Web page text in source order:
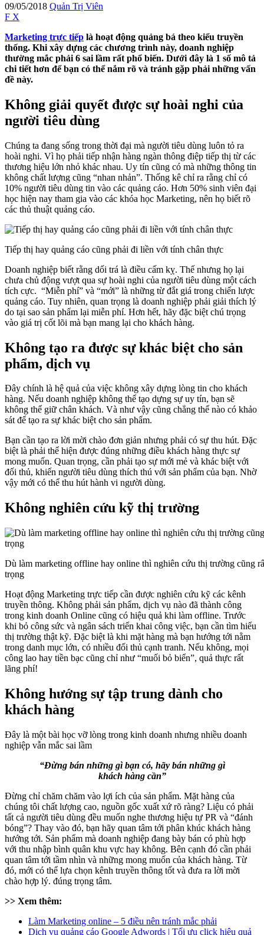
09/05/2018 Quản Trị Viên
F X
Marketing trực tiếp là hoạt động quảng bá theo kiểu truyền
thống. Khi xây dựng các chương trình này, doanh nghiệp
thường mắc phải 6 sai lầm rất phổ biến. Dưới đây là 1 số mô tả
chi tiết hơn để bạn có thể nắm rõ và tránh gặp phải những vấn
đề này.
Không giải quyết được sự hoài nghi của
người tiêu dùng
Chúng ta đang sống trong thời đại mà người tiêu dùng luôn tỏ ra
hoài nghi. Vì họ phải tiếp nhận hàng ngàn thông điệp tiếp thị từ các
thương hiệu lớn nhỏ khác nhau. Uy tín cũng có mà những thông tin
không chất lượng cũng “nhan nhản”. Thống kê chỉ ra rằng chỉ có
10% người tiêu dùng tin vào các quảng cáo. Hơn 50% sinh viên đại
học hiện nay tham gia vào các khóa học Marketing, nên họ biết rõ
các thủ thuật quảng cáo.
Tiếp thị hay quảng cáo cũng phải đi liền với tính chân thực
Doanh nghiệp biết rằng dối trá là điều cấm kỵ. Thế nhưng họ lại
chưa chủ động vượt qua sự hoài nghi của người tiêu dùng một cách
tích cực. “Miễn phí” và “mới” là những từ đắt giá trong chiến lược
quảng cáo. Tuy nhiên, quan trọng là doanh nghiệp phải giải thích lý
do tại sao sản phẩm lại miễn phí. Hơn hết, hãy đặc biệt chú trọng
vào giá trị cốt lõi mà bạn mang lại cho khách hàng.
Không tạo ra được sự khác biệt cho sản
phẩm, dịch vụ
Đây chính là hệ quả của việc không xây dựng lòng tin cho khách
hàng. Nếu doanh nghiệp không thể tạo dựng sự uy tín, bạn sẽ
không thể giữ chân khách. Và như vậy cũng chẳng thể nào có khảo
sát để tạo ra sự khác biệt cho sản phẩm.
Bạn cần tạo ra lời mời chào đơn giản nhưng phải có sự thu hút. Đặc
biệt là phải thể hiện được đúng những điều khách hàng thực sự
mong muốn. Quan trọng, cần phải tạo sự mới mẻ và khác biệt với
đối thủ, khiến người tiêu dùng thích thú với sản phẩm của bạn. Nhờ
vậy mới có thể thu hút hành vi người dùng.
Không nghiên cứu kỹ thị trường
Dù làm marketing offline hay online thì nghiên cứu thị trường cũng
trọng
Hoạt động Marketing trực tiếp cần được nghiên cứu kỹ các kênh
truyền thông. Không phải sản phẩm, dịch vụ nào đã thành công
trong kinh doanh Online cũng có hiệu quả khi làm offline. Trước
khi bỏ công sức và ngân sách triển khai công việc, bạn cần tìm hiểu
thị trường thật kỹ. Đặc biệt là khi mặt hàng mà bạn hướng tới nằm
trong danh mục lớn, có nhiều đối thủ cạnh tranh. Nếu không, mọi
công lao hay tiền bạc cũng chỉ như “muối bỏ biển”, quả thực rất
lãng phí!
Không hướng sự tập trung dành cho
khách hàng
Đây là một bài học vỡ lòng trong kinh doanh nhưng nhiều doanh
nghiệp vẫn mắc sai lầm
“Đừng bán những gì bạn có, hãy bán những gì
khách hàng cần”
Đừng chỉ chăm chăm vào lợi ích của sản phẩm. Mặt hàng của
chúng tôi chất lượng cao, nguồn gốc xuất xứ rõ ràng? Liệu có phải
tất cả người tiêu dùng đều muốn nghe thương hiệu tự PR và “đánh
bóng”? Thay vào đó, bạn hãy quan tâm tới phân khúc khách hàng
hướng tới. Sản phẩm mà doanh nghiệp đang bày bán có phù hợp
với thu nhập bình quân khu vực hay không. Bên cạnh đó cần phải
quan tâm tới tầm nhìn và những mong muốn của khách hàng. Từ
đó, mới có thể lựa chọn kênh truyền thông tốt và đưa ra lời mời
chào hợp lý. đúng trọng tâm.
>> Xem thêm:
Làm Marketing online – 5 điều nên tránh mắc phải
Dịch vụ quảng cáo Google Adwords | Tối ưu click hiệu quả